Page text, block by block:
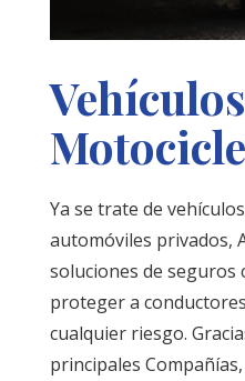
Ya se trate de
automóviles privados,
soluciones de seguros
proteger a
cualquier riesgo.
principales